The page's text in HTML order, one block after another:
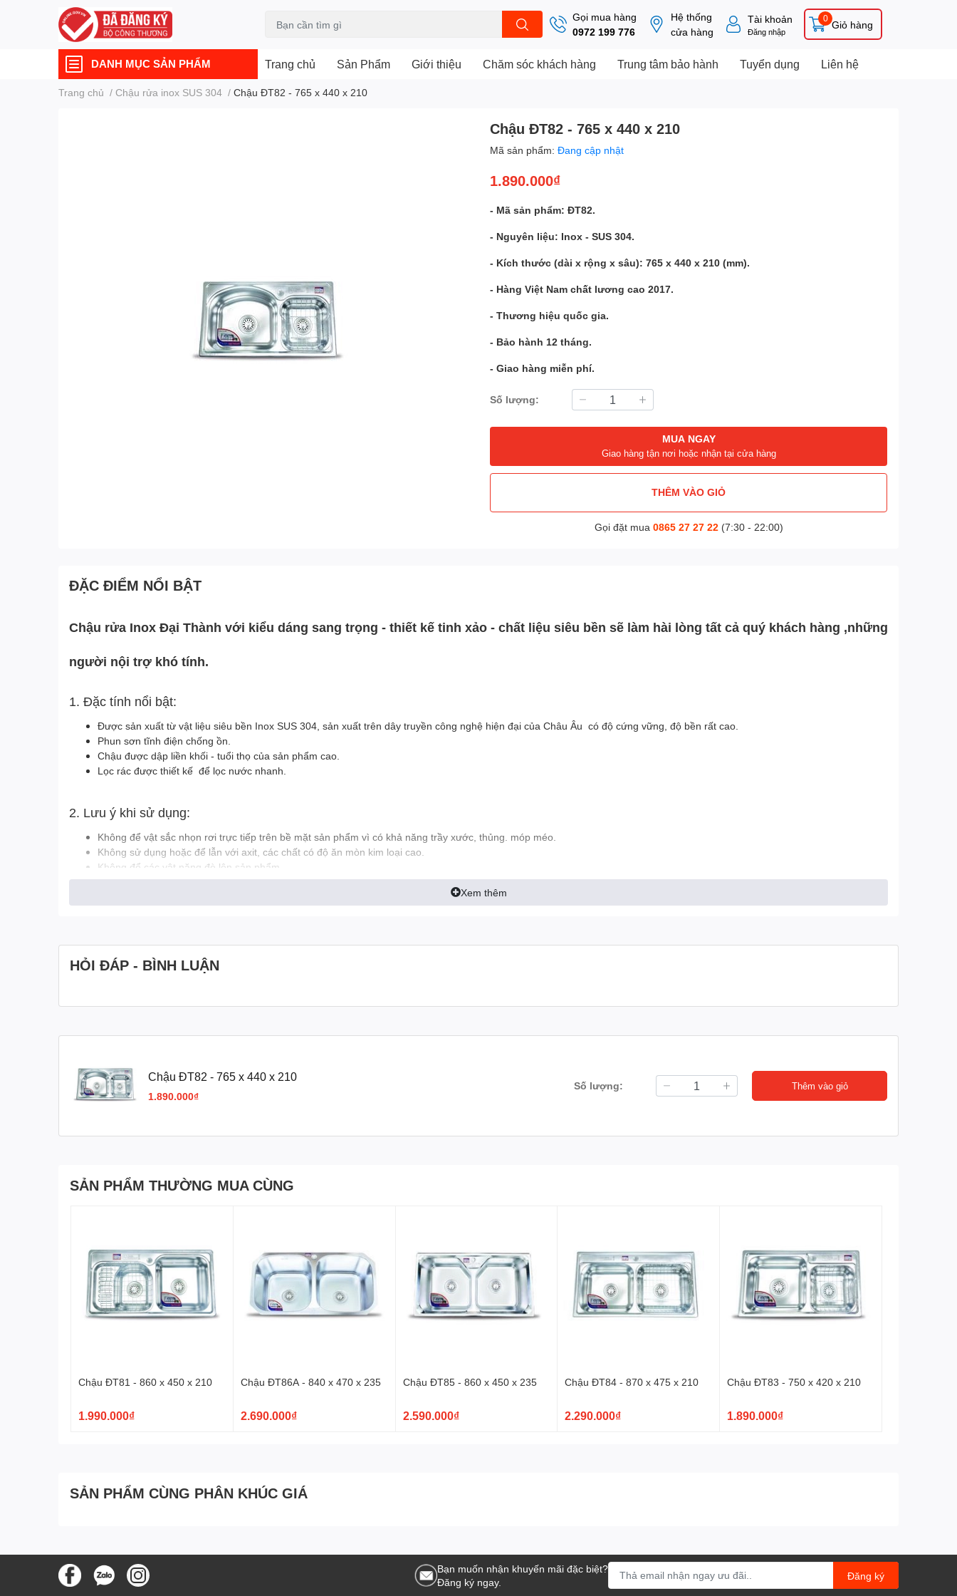
Gọi mua hàng
0972 199 776
Hệ thống
cửa hàng
Tài khoản
Đăng nhập
Giỏ hàng
0
DANH MỤC SẢN PHẨM Trang chủ Sản Phẩm Giới thiệu Chăm sóc khách hàng Trung tâm bảo hành Tuyển dụng Liên hệ
Trang chủ / Chậu rửa inox SUS 304 / Chậu ĐT82 - 765 x 440 x 210
Chậu ĐT82 - 765 x 440 x 210
Mã sản phẩm: Đang cập nhật
1.890.000₫
- Mã sản phẩm: ĐT82.
- Nguyên liệu: Inox - SUS 304.
- Kích thước (dài x rộng x sâu): 765 x 440 x 210 (mm).
- Hàng Việt Nam chất lương cao 2017.
- Thương hiệu quốc gia.
- Bảo hành 12 tháng.
- Giao hàng miễn phí.
Số lượng:
MUA NGAY
Giao hàng tận nơi hoặc nhận tại cửa hàng
THÊM VÀO GIỎ
Gọi đặt mua 0865 27 27 22(7:30 - 22:00)
ĐẶC ĐIỂM NỔI BẬT
Chậu rửa Inox Đại Thành với kiểu dáng sang trọng - thiết kế tinh xảo - chất liệu siêu bền sẽ làm hài lòng tất cả quý khách hàng ,những
người nội trợ khó tính.
1. Đặc tính nổi bật:
Được sản xuất từ vật liệu siêu bền Inox SUS 304, sản xuất trên dây truyền công nghệ hiện đại của Châu Âu có độ cứng vững, độ bền rất cao.
Phun sơn tĩnh điện chống ồn.
Chậu được dập liền khối - tuổi thọ của sản phẩm cao.
Lọc rác được thiết kế để lọc nước nhanh.
2. Lưu ý khi sử dụng:
Không để vật sắc nhọn rơi trực tiếp trên bề mặt sản phẩm vì có khả năng trầy xước, thủng. móp méo.
Không sử dụng hoặc để lẫn với axit, các chất có độ ăn mòn kim loại cao.
Không để các vật nặng đè lên sản phẩm.
Xem thêm
HỎI ĐÁP - BÌNH LUẬN
Chậu ĐT82 - 765 x 440 x 210
1.890.000₫
Số lượng: Thêm vào giỏ
SẢN PHẨM THƯỜNG MUA CÙNG
Chậu ĐT81 - 860 x 450 x 210
1.990.000₫
Chậu ĐT86A - 840 x 470 x 235
2.690.000₫
Chậu ĐT85 - 860 x 450 x 235
2.590.000₫
Chậu ĐT84 - 870 x 475 x 210
2.290.000₫
Chậu ĐT83 - 750 x 420 x 210
1.890.000₫
SẢN PHẨM CÙNG PHÂN KHÚC GIÁ
Bạn muốn nhận khuyến mãi đặc biệt?
Đăng ký ngay.
Đăng ký